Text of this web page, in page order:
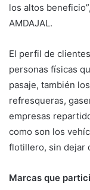
los altos
AMDAJAL.
El perfil de
personas físicas
pasaje, también
refresqueras,
empresas
como son los
flotillero, sin dejar
Marcas que